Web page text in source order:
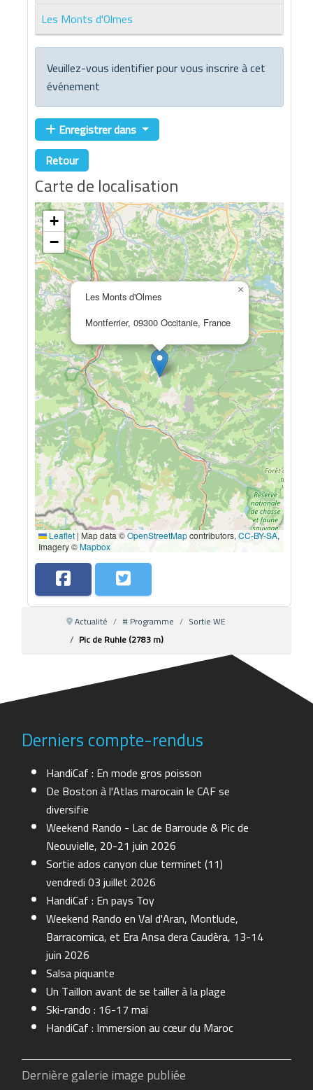
Les Monts d'Olmes
Veuillez-vous identifier pour vous inscrire à cet
événement
Enregistrer dans
Retour
Carte de localisation
Les Monts d'Olmes
Montferrier, 09300 Occitanie, France
×
+
−
Leaflet | Map data ©OpenStreetMapcontributors,CC-BY-SA,
Imagery ©Mapbox
Actualité # Programme
Sortie WE
Pic de Ruhle (2783 m)
Derniers compte-rendus
HandiCaf : En mode gros poisson
De Boston à l'Atlas marocain le CAF se
diversifie
Weekend Rando - Lac de Barroude & Pic de
Neouvielle, 20-21 juin 2026
Sortie ados canyon clue terminet (11)
vendredi 03 juillet 2026
HandiCaf : En pays Toy
Weekend Rando en Val d'Aran, Montlude,
Barracomica, et Era Ansa dera Caudèra, 13-14
juin 2026
Salsa piquante
Un Taillon avant de se tailler à la plage
Ski-rando : 16-17 mai
HandiCaf : Immersion au cœur du Maroc
Dernière galerie image publiée